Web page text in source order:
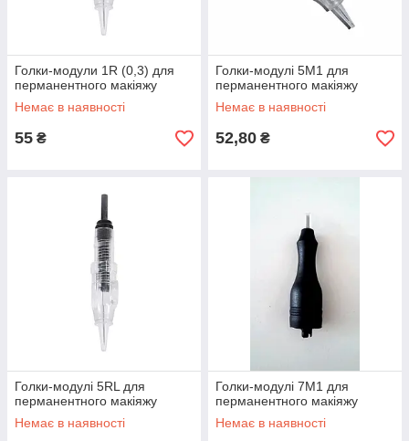
Голки-модули 1R (0,3) для
перманентного макіяжу
Немає в наявності
55 ₴
Голки-модулі 5М1 для
перманентного макіяжу
Немає в наявності
52,80 ₴
Голки-модулі 5RL для
перманентного макіяжу
Немає в наявності
Голки-модулі 7М1 для
перманентного макіяжу
Немає в наявності